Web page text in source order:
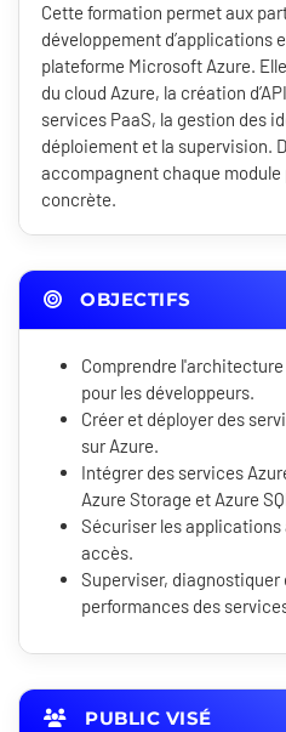
Cette formation permet aux
développement d’applications
plateforme Microsoft Azure.
du cloud Azure, la création
services PaaS, la gestion des
déploiement et la supervision.
accompagnent chaque
concrète.
OBJECTIFS
Comprendre
pour les développeurs.
Créer et déployer des
sur Azure.
Intégrer des services
Azure Storage et Azure
Sécuriser les applications
accès.
Superviser, diagnostiquer
performances des
PUBLIC VISÉ